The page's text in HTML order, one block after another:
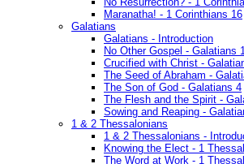
Maranatha! - 1 Corinthians 16
Galatians
Galatians - Introduction
No Other Gospel - Galatians 1
Crucified with Christ -
The Seed of Abraham -
The Son of God - Galatians 4
The Flesh and the Spirit -
Sowing and Reaping -
1 & 2 Thessalonians
1 & 2 Thessalonians -
Knowing the Elect - 1
The Word at Work - 1